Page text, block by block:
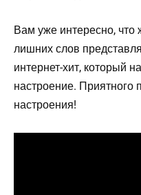
Вам уже интересно, что
лишних слов
интернет-хит, который
настроение. Приятного
настроения!